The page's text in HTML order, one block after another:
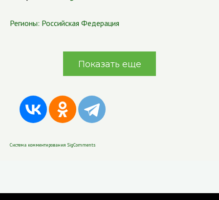
Регионы: Российская Федерация
Показать еще
Система комментирования SigComments